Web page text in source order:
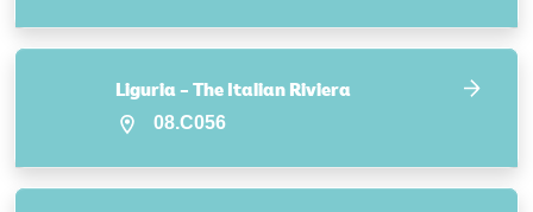
Liguria – The Italian Riviera
08.C056